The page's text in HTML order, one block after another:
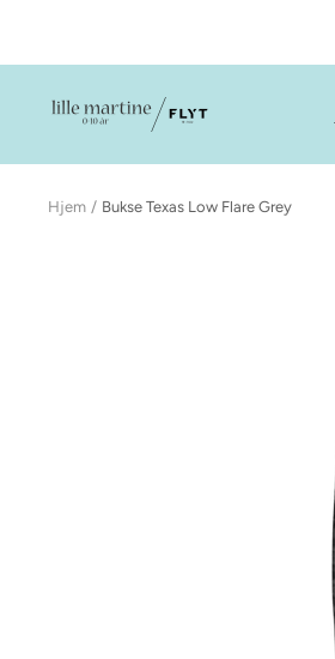
LilleMartineFlyt
Hjem Bukse Texas Low Flare Grey